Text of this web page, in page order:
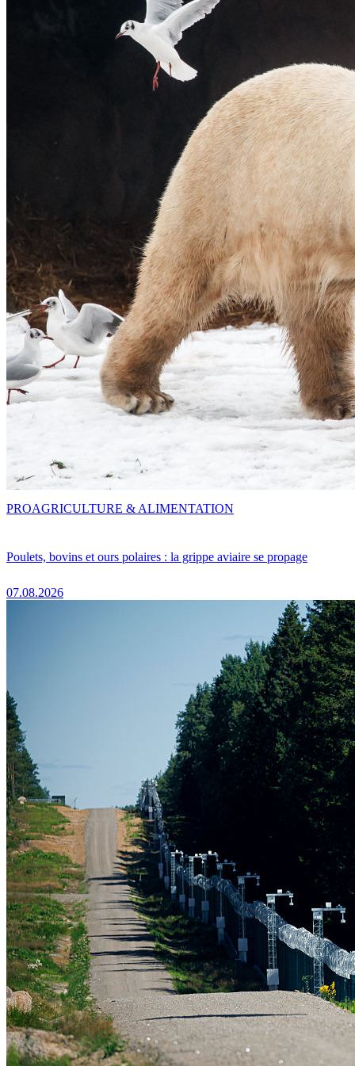
Poulets, bovins et ours polaires : la grippe aviaire se propage
07.08.2026
PROAGRICULTURE & ALIMENTATION